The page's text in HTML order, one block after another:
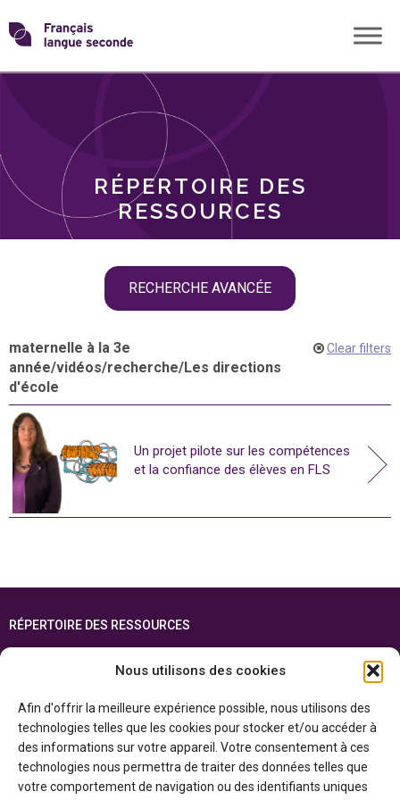
Nous utilisons des cookies
Afin d'offrir la meilleure expérience possible, nous utilisons des
technologies telles que les cookies pour stocker et/ou accéder à
des informations sur votre appareil. Votre consentement à ces
technologies nous permettra de traiter des données telles que
votre comportement de navigation ou des identifiants uniques
Skip
toTransformons
langue
RÉPERTOIRE DES
RESSOURCES
RECHERCHE AVANCÉE
THÈMES
maternelle à la 3e
année/vidéos/recherche/Les directions
d'école
Clear filters
Un projet pilote sur les compétences
et la confiance des élèves en FLS
RÉPERTOIRE DES RESSOURCES
ENGLISH
Cette ressource est réalisée grâce au soutien financier du gouvernement de
l’Ontario et du gouvernement duCanada par l’entremise du ministère du
Patrimoine canadien